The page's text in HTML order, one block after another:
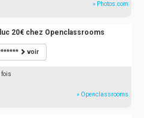
» Photos.com
20€ chez Openclassrooms
voir
fois
» Openclassrooms